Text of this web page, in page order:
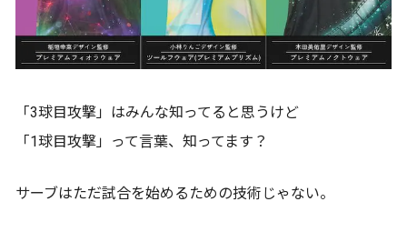
「3球目攻撃」はみんな知ってると思うけど
「1球目攻撃」って言葉、知ってます？
サーブはただ試合を始めるための技術じゃない。